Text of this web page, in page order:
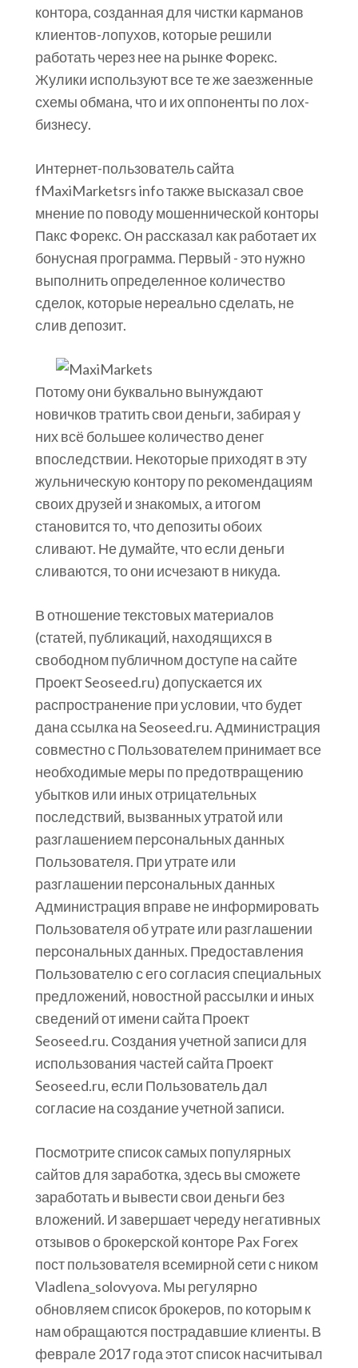
контора, созданная для чистки карманов
клиентов-лопухов, которые решили
работать через нее на рынке Форекс.
Жулики используют все те же заезженные
схемы обмана, что и их оппоненты по лох-
бизнесу.
Интернет-пользователь сайта
fMaxiMarketsrs info также высказал свое
мнение по поводу мошеннической конторы
Пакс Форекс. Он рассказал как работает их
бонусная программа. Первый - это нужно
выполнить определенное количество
сделок, которые нереально сделать, не
слив депозит.
Потому они буквально вынуждают
новичков тратить свои деньги, забирая у
них всё большее количество денег
впоследствии. Некоторые приходят в эту
жульническую контору по рекомендациям
своих друзей и знакомых, а итогом
становится то, что депозиты обоих
сливают. Не думайте, что если деньги
сливаются, то они исчезают в никуда.
В отношение текстовых материалов
(статей, публикаций, находящихся в
свободном публичном доступе на сайте
Проект Seoseed.ru) допускается их
распространение при условии, что будет
дана ссылка на Seoseed.ru. Администрация
совместно с Пользователем принимает все
необходимые меры по предотвращению
убытков или иных отрицательных
последствий, вызванных утратой или
разглашением персональных данных
Пользователя. При утрате или
разглашении персональных данных
Администрация вправе не информировать
Пользователя об утрате или разглашении
персональных данных. Предоставления
Пользователю с его согласия специальных
предложений, новостной рассылки и иных
сведений от имени сайта Проект
Seoseed.ru. Создания учетной записи для
использования частей сайта Проект
Seoseed.ru, если Пользователь дал
согласие на создание учетной записи.
Посмотрите список самых популярных
сайтов для заработка, здесь вы сможете
заработать и вывести свои деньги без
вложений. И завершает череду негативных
отзывов о брокерской конторе Pax Forex
пост пользователя всемирной сети с ником
Vladlena_solovyova. Мы регулярно
обновляем список брокеров, по которым к
нам обращаются пострадавшие клиенты. В
феврале 2017 года этот список насчитывал